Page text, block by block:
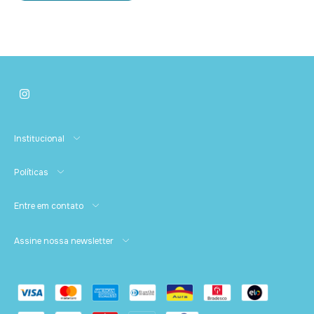
* Alça removível para maior versatilidade
Institucional
Políticas
Entre em contato
Assine nossa newsletter